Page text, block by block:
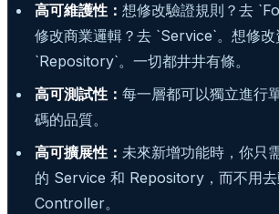
高可維護性： 想修改驗證規則？去
修改商業邏輯？去 `Service`。想修
`Repository`。一切都井井有條。
高可測試性： 每一層都可以獨立進行
碼的品質。
高可擴展性： 未來新增功能時，你只
的 Service 和 Repository，而不用
Controller。